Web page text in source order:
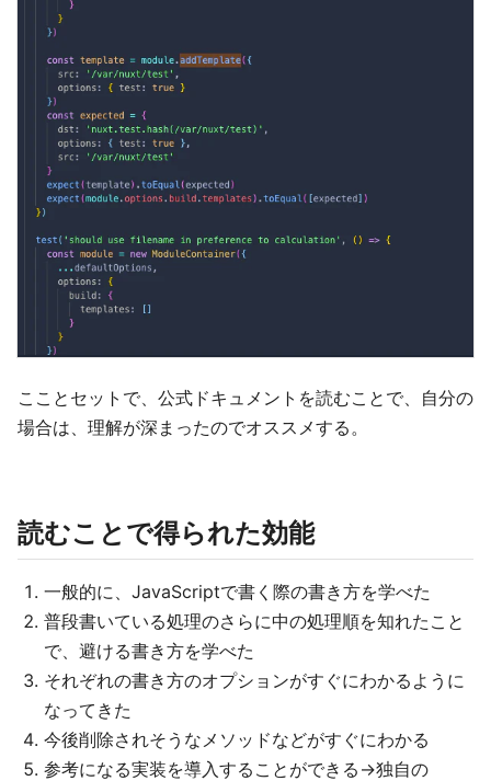
こことセットで、公式ドキュメントを読むことで、自分の
場合は、理解が深まったのでオススメする。
読むことで得られた効能
一般的に、JavaScriptで書く際の書き方を学べた
普段書いている処理のさらに中の処理順を知れたこと
で、避ける書き方を学べた
それぞれの書き方のオプションがすぐにわかるように
なってきた
今後削除されそうなメソッドなどがすぐにわかる
参考になる実装を導入することができる→独自の